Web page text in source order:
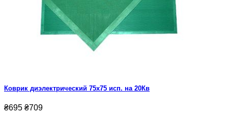
Коврик диэлектрический 75х75 исп. на 20Кв
₴695 ₴709